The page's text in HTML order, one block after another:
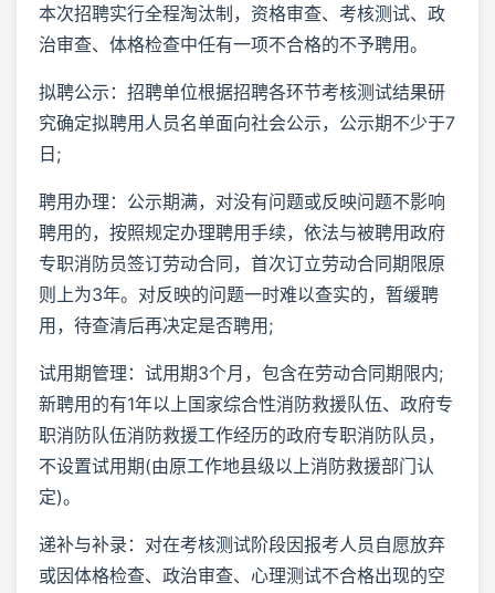
本次招聘实行全程淘汰制，资格审查、考核测试、政
治审查、体格检查中任有一项不合格的不予聘用。
拟聘公示：招聘单位根据招聘各环节考核测试结果研
究确定拟聘用人员名单面向社会公示，公示期不少于7
日;
聘用办理：公示期满，对没有问题或反映问题不影响
聘用的，按照规定办理聘用手续，依法与被聘用政府
专职消防员签订劳动合同，首次订立劳动合同期限原
则上为3年。对反映的问题一时难以查实的，暂缓聘
用，待查清后再决定是否聘用;
试用期管理：试用期3个月，包含在劳动合同期限内;
新聘用的有1年以上国家综合性消防救援队伍、政府专
职消防队伍消防救援工作经历的政府专职消防队员，
不设置试用期(由原工作地县级以上消防救援部门认
定)。
递补与补录：对在考核测试阶段因报考人员自愿放弃
或因体格检查、政治审查、心理测试不合格出现的空